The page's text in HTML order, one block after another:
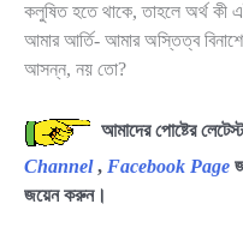
কলুষিত হতে থাকে, তাহলে অর্থ কী
আমার আর্তি- আমার অস্তিত্ব
আসন্ন, নয় তো?
আমাদের পোষ্টের
Channel, Facebook Page
জয়েন করুন।